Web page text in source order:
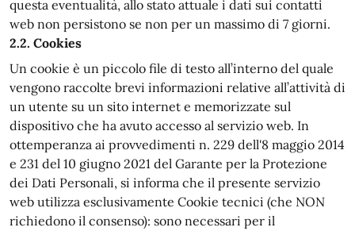
questa eventualità, allo stato attuale i dati sui contatti
web non persistono se non per un massimo di 7 giorni.
2.2. Cookies
Un cookie è un piccolo file di testo all’interno del quale
vengono raccolte brevi informazioni relative all’attività di
un utente su un sito internet e memorizzate sul
dispositivo che ha avuto accesso al servizio web. In
ottemperanza ai provvedimenti n. 229 dell'8 maggio 2014
e 231 del 10 giugno 2021 del Garante per la Protezione
dei Dati Personali, si informa che il presente servizio
web utilizza esclusivamente Cookie tecnici (che NON
richiedono il consenso): sono necessari per il